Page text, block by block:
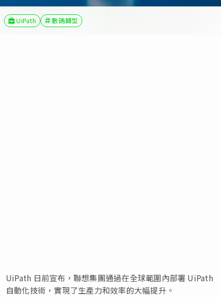
UiPath 數碼轉型
UiPath 日前宣布，聯想集團通過在全球範圍內部署 UiPath
自動化技術，實現了生產力和效率的大幅提升。